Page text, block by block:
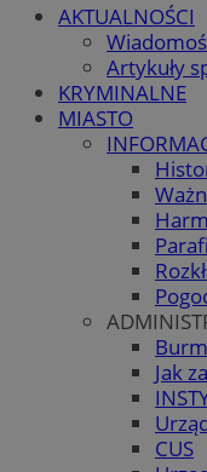
AKTUALNOŚCI
Artykuły
KRYMINALNE
MIASTO
Jak
CUS